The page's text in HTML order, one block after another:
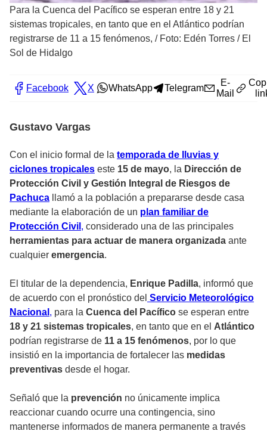
Para la Cuenca del Pacífico se esperan entre 18 y 21
sistemas tropicales, en tanto que en el Atlántico podrían
registrarse de 11 a 15 fenómenos, / Foto: Edén Torres / El
Sol de Hidalgo
Facebook X WhatsApp Telegram
E-
Mail
Gustavo Vargas
Con el inicio formal de la temporada de lluvias y
ciclones tropicales este 15 de mayo, la Dirección de
Protección Civil y Gestión Integral de Riesgos de
Pachuca llamó a la población a prepararse desde casa
mediante la elaboración de un plan familiar de
Protección Civil , considerado una de las principales
herramientas para actuar de manera organizada ante
cualquier emergencia.
El titular de la dependencia, Enrique Padilla, informó que
de acuerdo con el pronóstico del Servicio Meteorológico
Nacional , para la Cuenca del Pacífico se esperan entre
18 y 21 sistemas tropicales, en tanto que en el Atlántico
podrían registrarse de 11 a 15 fenómenos, por lo que
insistió en la importancia de fortalecer las medidas
preventivas desde el hogar.
Señaló que la prevención no únicamente implica
reaccionar cuando ocurre una contingencia, sino
mantenerse informados de manera permanente a través